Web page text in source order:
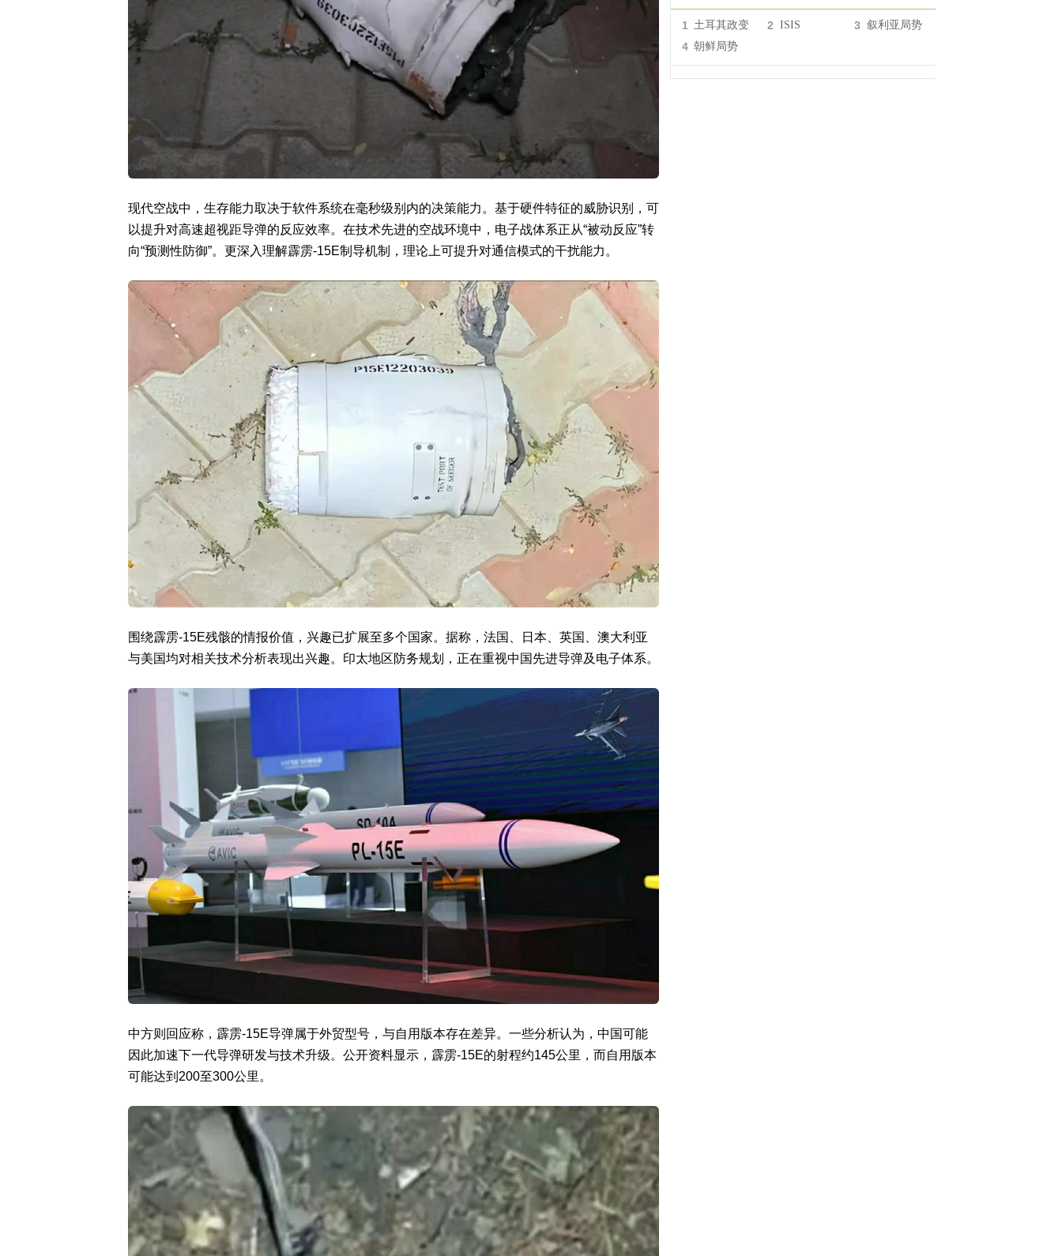
现代空战中，生存能力取决于软件系统在毫秒级别内的决策能力。基于硬件特征的威胁识别，可
以提升对高速超视距导弹的反应效率。在技术先进的空战环境中，电子战体系正从“被动反应”转
向“预测性防御”。更深入理解霹雳-15E制导机制，理论上可提升对通信模式的干扰能力。
围绕霹雳-15E残骸的情报价值，兴趣已扩展至多个国家。据称，法国、日本、英国、澳大利亚
与美国均对相关技术分析表现出兴趣。印太地区防务规划，正在重视中国先进导弹及电子体系。
中方则回应称，霹雳-15E导弹属于外贸型号，与自用版本存在差异。一些分析认为，中国可能
因此加速下一代导弹研发与技术升级。公开资料显示，霹雳-15E的射程约145公里，而自用版本
可能达到200至300公里。
1 土耳其政变 2 ISIS 3 叙利亚局势
4 朝鲜局势